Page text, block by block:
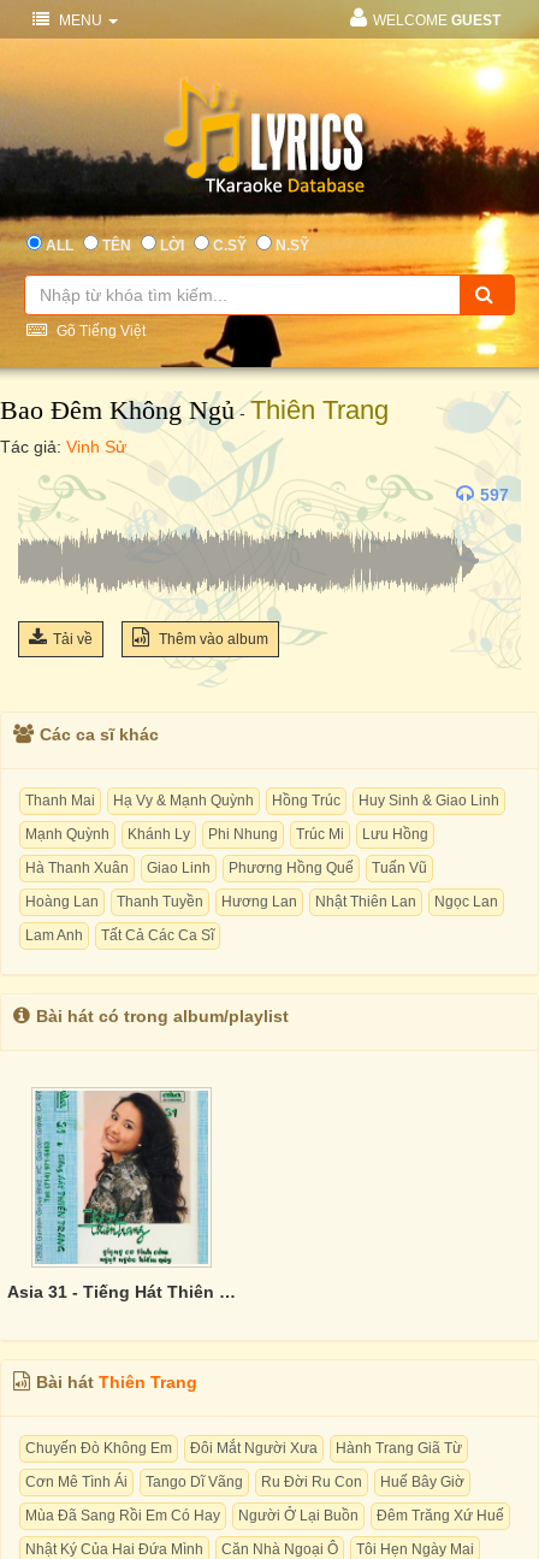
MENU WELCOME GUEST
ALL TÊN LỜI C.SỸ N.SỸ
Gõ Tiếng Việt
Bao Đêm Không Ngủ- Thiên Trang
Tác giả: Vinh Sử
597
Tải về Thêm vào album
Các ca sĩ khác
Thanh Mai Hạ Vy & Mạnh Quỳnh Hồng Trúc
Huy Sinh & Giao Linh
Mạnh Quỳnh
Khánh Ly Phi Nhung Trúc Mi
Lưu Hồng
Hà Thanh Xuân
Giao Linh Phương Hồng Quế
Tuấn Vũ
Hoàng Lan
Thanh Tuyền Hương Lan Nhật Thiên Lan
Ngọc Lan
Lam Anh
Tất Cả Các Ca Sĩ
Bài hát có trong album/playlist
Asia 31 - Tiếng Hát Thiên Trang
Bài hát Thiên Trang
Chuyến Đò Không Em Đôi Mắt Người Xưa
Hành Trang Giã Từ
Cơn Mê Tình Ái
Tango Dĩ Vãng Ru Đời Ru Con
Huế Bây Giờ
Mùa Đã Sang Rồi Em Có Hay
Người Ở Lại Buồn
Đêm Trăng Xứ Huế
Nhật Ký Của Hai Đứa Mình
Căn Nhà Ngoại Ô
Tôi Hẹn Ngày Mai